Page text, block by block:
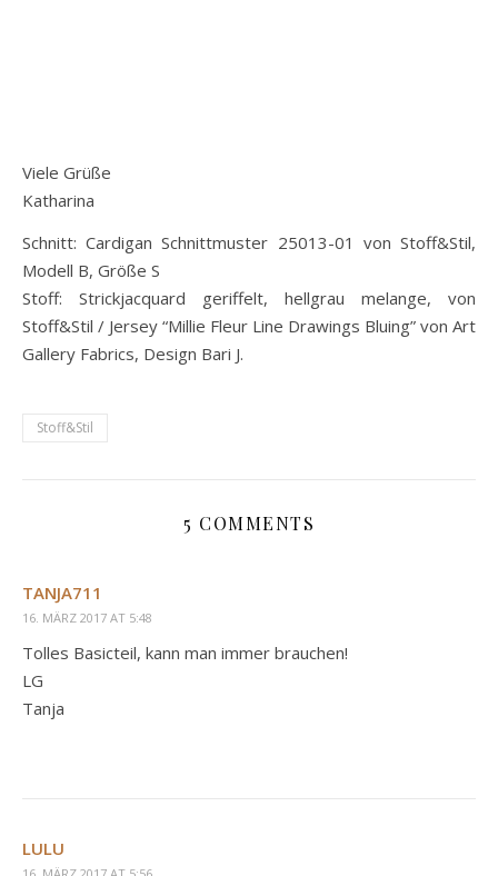
Viele Grüße
Katharina
Schnitt: Cardigan Schnittmuster 25013-01 von Stoff&Stil,
Modell B, Größe S
Stoff: Strickjacquard geriffelt, hellgrau melange, von
Stoff&Stil / Jersey “Millie Fleur Line Drawings Bluing” von Art
Gallery Fabrics, Design Bari J.
Stoff&Stil
5 COMMENTS
TANJA711
16. MÄRZ 2017 AT 5:48
Tolles Basicteil, kann man immer brauchen!
LG
Tanja
LULU